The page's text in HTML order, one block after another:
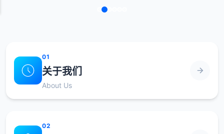
01
关于我们
About Us
02